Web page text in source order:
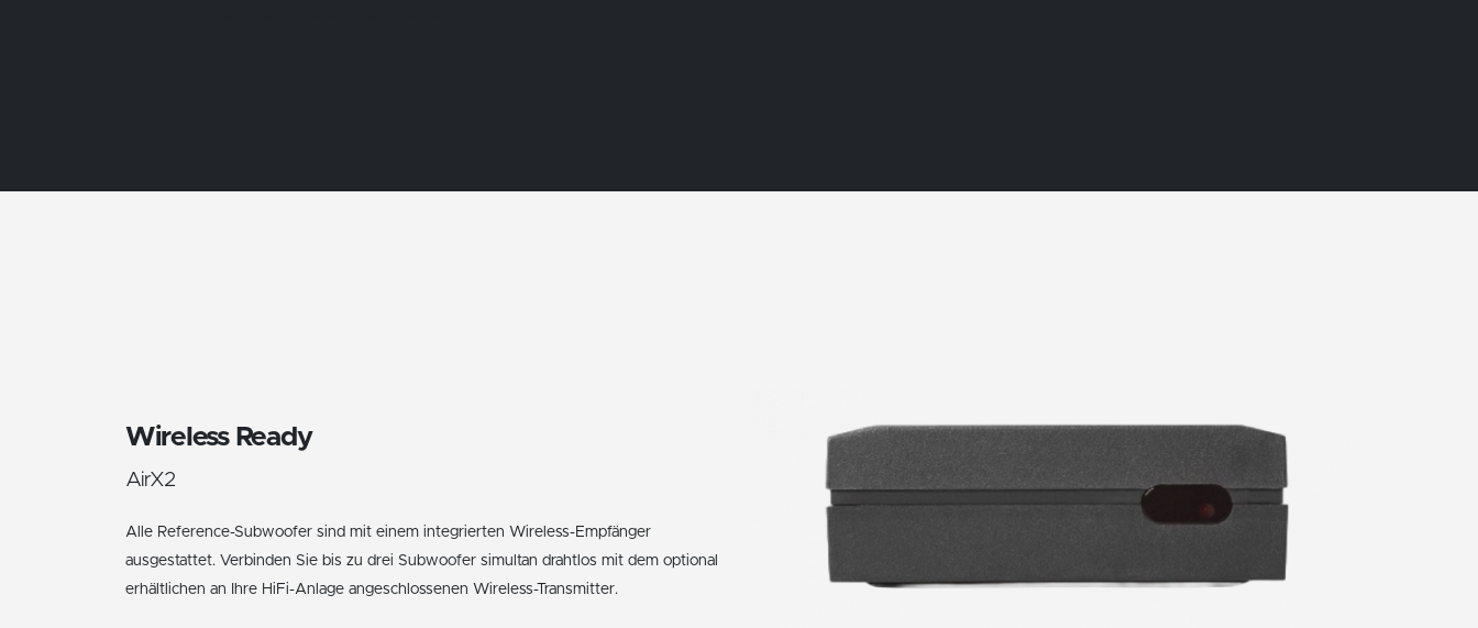
Wireless Ready
AirX2
Alle Reference-Subwoofer sind mit einem integrierten Wireless-Empfänger
ausgestattet. Verbinden Sie bis zu drei Subwoofer simultan drahtlos mit dem optional
erhältlichen an Ihre HiFi-Anlage angeschlossenen Wireless-Transmitter.